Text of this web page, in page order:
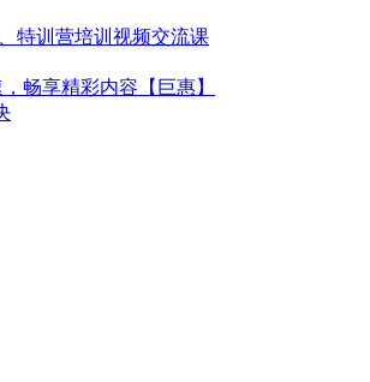
特训营培训视频交流课
畅享精彩内容【巨惠】